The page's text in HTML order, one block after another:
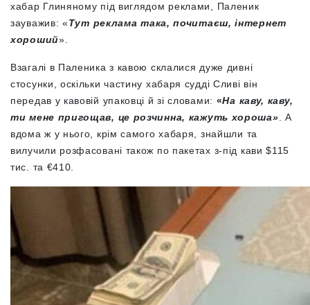
хабар Глиняному під виглядом реклами, Паленик
зауважив: «Тут реклама така, почитаєш, інтернет
хороший».
Взагалі в Паленика з кавою склалися дуже дивні
стосунки, оскільки частину хабаря судді Сливі він
передав у кавовій упаковці й зі словами: «На каву, каву,
ти мене пригощав, це розчинна, кажуть хороша» . А
вдома ж у нього, крім самого хабаря, знайшли та
вилучили розфасовані також по пакетах з-під кави $115
тис. та €410.